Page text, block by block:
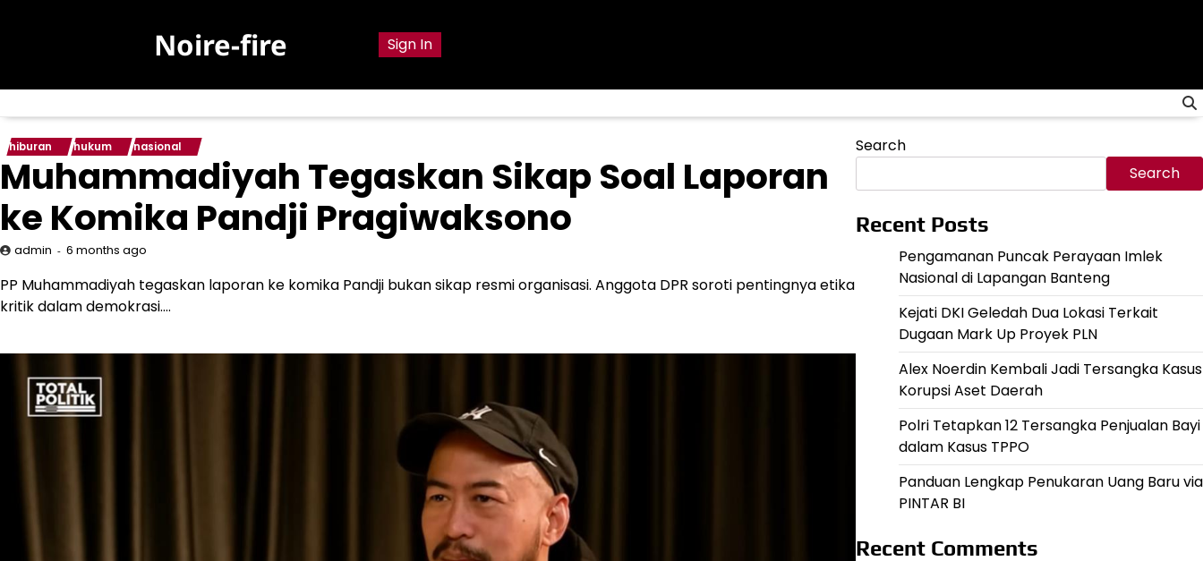
Noire-fire Sign In
hiburan hukum nasional
Muhammadiyah Tegaskan Sikap Soal Laporan
ke Komika Pandji Pragiwaksono
admin 6 months ago
PP Muhammadiyah tegaskan laporan ke komika Pandji bukan sikap resmi organisasi. Anggota DPR soroti pentingnya etika
kritik dalam demokrasi….
Search
Search
Recent Posts
Pengamanan Puncak Perayaan Imlek
Nasional di Lapangan Banteng
Kejati DKI Geledah Dua Lokasi Terkait
Dugaan Mark Up Proyek PLN
Alex Noerdin Kembali Jadi Tersangka Kasus
Korupsi Aset Daerah
Polri Tetapkan 12 Tersangka Penjualan Bayi
dalam Kasus TPPO
Panduan Lengkap Penukaran Uang Baru via
PINTAR BI
Recent Comments